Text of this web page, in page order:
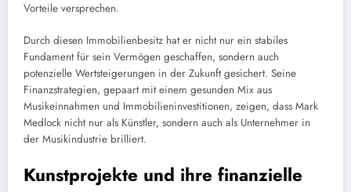
Vorteile versprechen.
Durch diesen Immobilienbesitz hat er nicht nur ein stabiles
Fundament für sein Vermögen geschaffen, sondern auch
potenzielle Wertsteigerungen in der Zukunft gesichert. Seine
Finanzstrategien, gepaart mit einem gesunden Mix aus
Musikeinnahmen und Immobilieninvestitionen, zeigen, dass Mark
Medlock nicht nur als Künstler, sondern auch als Unternehmer in
der Musikindustrie brilliert.
Kunstprojekte und ihre finanzielle